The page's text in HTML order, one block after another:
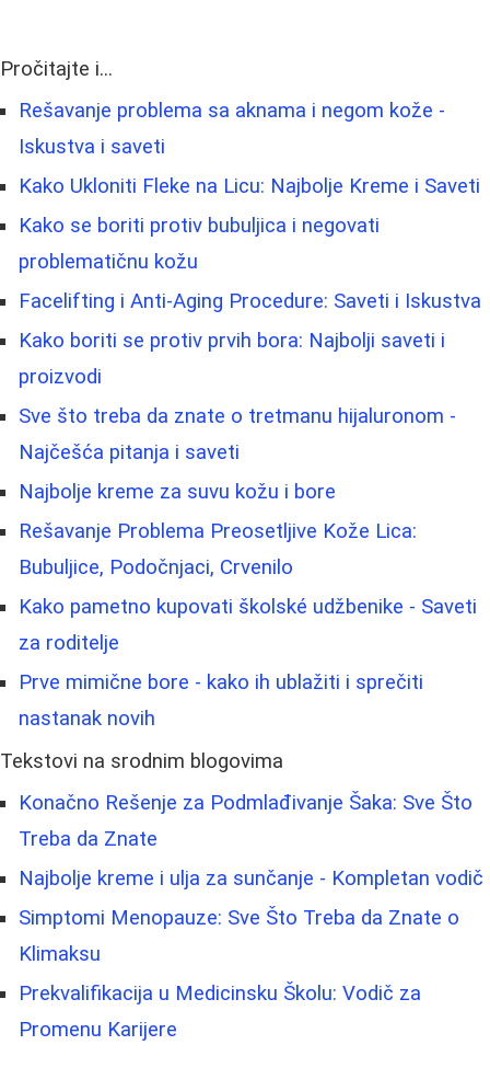
Pročitajte i...
Rešavanje problema sa aknama i negom kože -
Iskustva i saveti
Kako Ukloniti Fleke na Licu: Najbolje Kreme i Saveti
Kako se boriti protiv bubuljica i negovati
problematičnu kožu
Facelifting i Anti-Aging Procedure: Saveti i Iskustva
Kako boriti se protiv prvih bora: Najbolji saveti i
proizvodi
Sve što treba da znate o tretmanu hijaluronom -
Najčešća pitanja i saveti
Najbolje kreme za suvu kožu i bore
Rešavanje Problema Preosetljive Kože Lica:
Bubuljice, Podočnjaci, Crvenilo
Kako pametno kupovati školské udžbenike - Saveti
za roditelje
Prve mimične bore - kako ih ublažiti i sprečiti
nastanak novih
Tekstovi na srodnim blogovima
Konačno Rešenje za Podmlađivanje Šaka: Sve Što
Treba da Znate
Najbolje kreme i ulja za sunčanje - Kompletan vodič
Simptomi Menopauze: Sve Što Treba da Znate o
Klimaksu
Prekvalifikacija u Medicinsku Školu: Vodič za
Promenu Karijere